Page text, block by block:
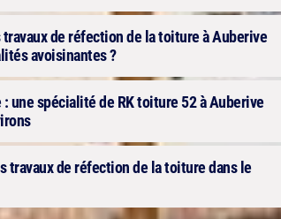
de réfection de la toiture à Auberive
avoisinantes ?
une spécialité de RK toiture 52 à Auberive
travaux de réfection de la toiture dans le